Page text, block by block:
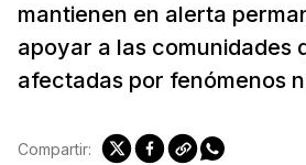
mantienen en alerta
apoyar a las comunidades
afectadas por fenómenos
Compartir: